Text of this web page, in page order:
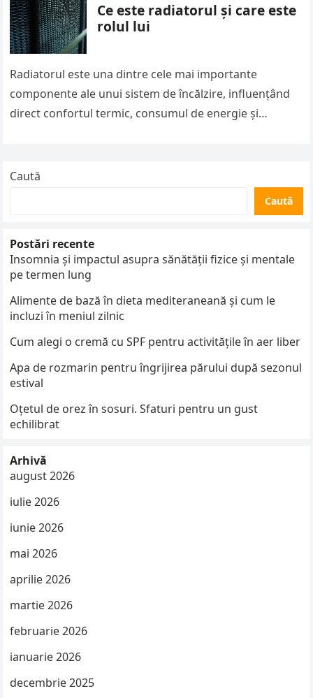
Ce este radiatorul și care este
rolul lui
Radiatorul este una dintre cele mai importante
componente ale unui sistem de încălzire, influențând
direct confortul termic, consumul de energie și
Caută
Caută
Postări recente
Insomnia și impactul asupra sănătății fizice și mentale
pe termen lung
Alimente de bază în dieta mediteraneană și cum le
incluzi în meniul zilnic
Cum alegi o cremă cu SPF pentru activitățile în aer liber
Apa de rozmarin pentru îngrijirea părului după sezonul
estival
Oțetul de orez în sosuri. Sfaturi pentru un gust
echilibrat
Arhivă
august 2026
iulie 2026
iunie 2026
mai 2026
aprilie 2026
martie 2026
februarie 2026
ianuarie 2026
decembrie 2025